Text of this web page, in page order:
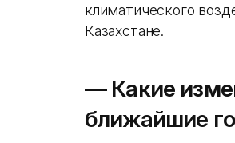
климатического
Казахстане.
— Какие
ближайшие